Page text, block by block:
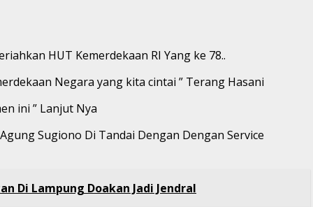
HUT Kemerdekaan RI Yang ke 78..
Negara yang kita cintai ” Terang Hasani
ini ” Lanjut Nya
Sugiono Di Tandai Dengan Dengan Service
Di Lampung Doakan Jadi Jendral